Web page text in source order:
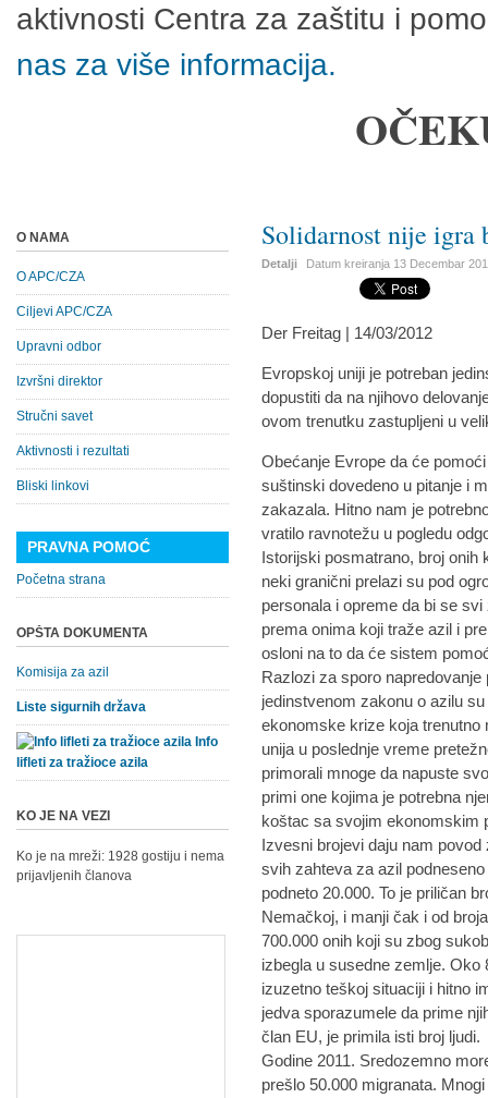
aktivnosti Centra za zaštitu i
nas za više informacija.
Solidarnost nije igra
Detalji Datum kreiranja 13 Decembar
Der Freitag | 14/03/2012
Evropskoj uniji je potreban
dopustiti da na njihovo
ovom trenutku zastupljeni u
Obećanje Evrope da će
suštinski dovedeno u pitanje i
zakazala. Hitno nam je
vratilo ravnotežu u pogledu
Istorijski posmatrano, broj onih
neki granični prelazi su pod
personala i opreme da bi se
prema onima koji traže azil i
osloni na to da će sistem
Razlozi za sporo
jedinstvenom zakonu o azilu
ekonomske krize koja
unija u poslednje vreme
primorali mnoge da napuste
primi one kojima je potrebna
koštac sa svojim ekonomskim
Izvesni brojevi daju nam
svih zahteva za azil
podneto 20.000. To je priličan
Nemačkoj, i manji čak i od
700.000 onih koji su zbog
izbegla u susedne zemlje. Oko
izuzetno teškoj situaciji i hitno
jedva sporazumele da prime
član EU, je primila isti broj ljudi.
Godine 2011. Sredozemno
prešlo 50.000 migranata.
O NAMA
O APC/CZA
Ciljevi APC/CZA
Upravni odbor
Izvršni direktor
Stručni savet
Aktivnosti i rezultati
Bliski linkovi
PRAVNA POMOĆ
Početna strana
OPŠTA DOKUMENTA
Komisija za azil
Liste sigurnih država
Info
lifleti za tražioce azila
KO JE NA VEZI
Ko je na mreži: 1928 gostiju i nema
prijavljenih članova